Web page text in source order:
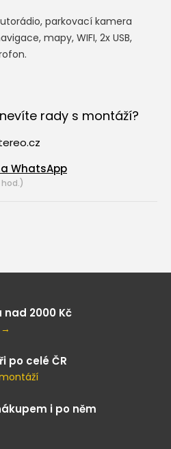
parkovací kamera
mapy, WIFI, 2x USB,
rady s montáží?
WhatsApp
hod.)
2000 Kč
po celé ČR
i po něm